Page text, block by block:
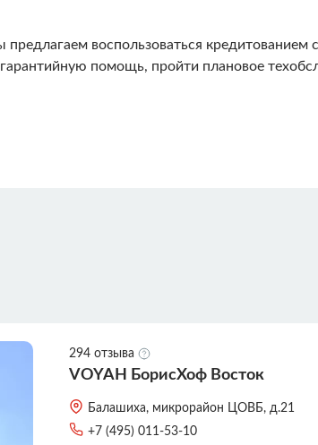
воспользоваться кредитованием
помощь, пройти плановое
294 отзыва
VOYAH БорисХоф Восток
Балашиха, микрорайон ЦОВБ, д.21
+7 (495) 011-53-10